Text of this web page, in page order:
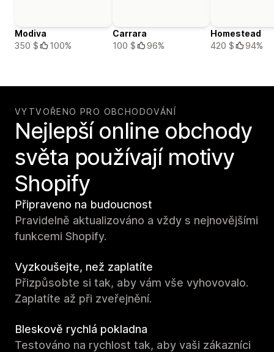
Modiva
350 $
100%
Carrara
100 $
96%
Homestead
420 $
94%
VYTVOŘENO PRO OBCHODOVÁNÍ
Nejlepší online obchody
světa používají motivy
Shopify
Připraveno na budoucnost
Pravidelně aktualizováno a vždy s nejnovějšími
funkcemi Shopify.
Vyzkoušejte, než zaplatíte
Přizpůsobte si tak, aby vám vše vyhovovalo.
Zaplatíte až při zveřejnění.
Bleskově rychlá pokladna
Testováno na rychlost tak, aby vaši zákazníci